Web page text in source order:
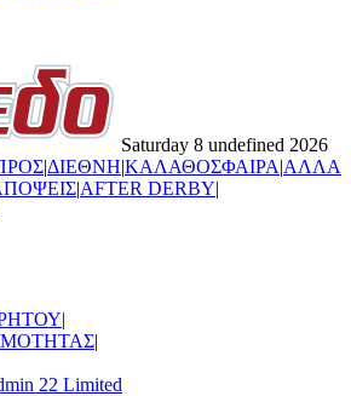
Saturday 8 undefined 2026
|ΔΙΕΘΝΗ|ΚΑΛΑΘΟΣΦΑΙΡΑ|ΑΛΛΑ
|AFTER DERBY|
|
|
22 Limited